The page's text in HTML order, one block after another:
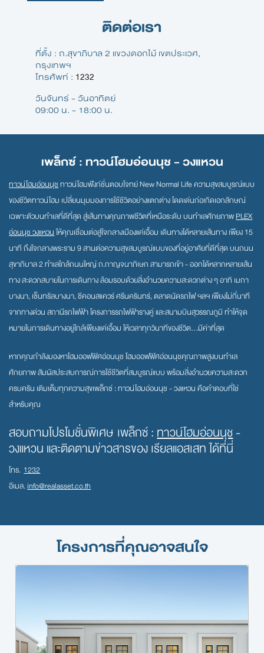
ติดต่อเรา
ที่ตั้ง : ถ.สุขาภิบาล 2 แขวงดอกไม้ เขตประเวศ,
กรุงเทพฯ
โทรศัพท์ : 1232
วันจันทร์ - วันอาทิตย์
09:00 น. - 18:00 น.
เพล็กซ์ : ทาวน์โฮมอ่อนนุช - วงแหวน
ทาวน์โฮมอ่อนนุชทาวน์โฮมฟังก์ชั่นตอบโจทย์ New Normal Life ความสุขสมบูรณ์แบบ
ของชีวิตทาวน์โฮม เปลี่ยนมุมมองการใช้ชีวิตอย่างแตกต่าง โดดเด่นก่อเกิดเอกลักษณ์
เฉพาะตัวบนทำเลที่ดีที่สุด สู่เส้นทางคุณภาพชีวิตที่เหนือระดับ บนทำเลศักยภาพPLEX
อ่อนนุช วงแหวนให้คุณเชื่อมต่อสู่ใจกลางเมืองแค่เอื้อม เดินทางได้หลายเส้นทาง เพียง 15
นาที ถึงใจกลางพระราม 9 สานต่อความสุขสมบูรณ์แบบของที่อยู่อาศัยที่ดีที่สุด บนถนน
สุขาภิบาล 2 ทำเลใกล้ถนนใหญ่ ถ.กาญจนาภิเษก สามารถเข้า - ออกได้หลากหลายเส้น
ทาง สะดวกสบายในการเดินทาง ล้อมรอบด้วยสิ่งอำนวยความสะดวกต่าง ๆ อาทิ เมกา
บางนา, เซ็นทรัลบางนา, ซีคอนสแควร์ ศรีนครินทร์, ตลาดนัดรถไฟ ฯลฯ เพียงไม่กี่นาที
จากทางด่วน สถานีรถไฟฟ้า โครงการรถไฟฟ้ารางคู่ และสนามบินสุวรรณภูมิ ทำให้จุด
หมายในการเดินทางอยู่ใกล้เพียงแค่เอื้อม ให้เวลาทุกวินาทีของชีวิต...มีค่าที่สุด
หากคุณกำลังมองหาโฮมออฟฟิศอ่อนนุช โฮมออฟฟิศอ่อนนุชคุณภาพสูงบนทำเล
ศักยภาพ สัมผัสประสบการณ์การใช้ชีวิตที่สมบูรณ์แบบ พร้อมสิ่งอำนวยความสะดวก
ครบครัน เติมเต็มทุกความสุขเพล็กซ์ : ทาวน์โฮมอ่อนนุช - วงแหวน คือคำตอบที่ใช่
สำหรับคุณ
สอบถามโปรโมชั่นพิเศษ เพล็กซ์ :ทาวน์โฮมอ่อนนุช-
วงแหวน และติดตามข่าวสารของ เรียลแอสเสท ได้ที่นี่
โทร.1232
อีเมล.info@realasset.co.th
โครงการที่คุณอาจสนใจ